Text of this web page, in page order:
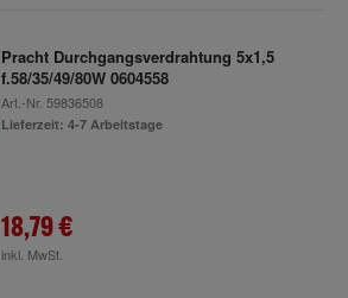
Pracht Durchgangsverdrahtung 5x1,5
f.58/35/49/80W 0604558
Art.-Nr. 59836508
Lieferzeit: 4-7 Arbeitstage
18,79 €
inkl. MwSt.